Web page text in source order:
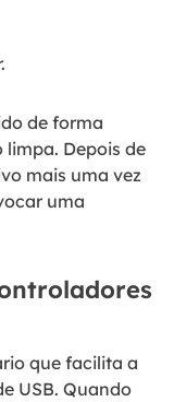
de forma
Depois de
mais uma vez
uma
que facilita a
USB. Quando